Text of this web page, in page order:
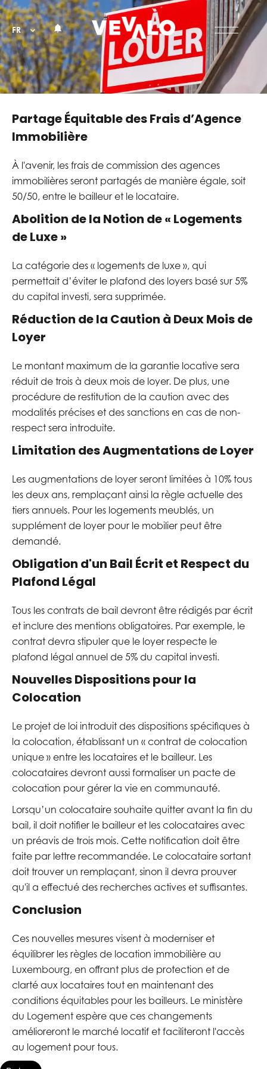
FR
Partage Équitable des Frais d’Agence
Immobilière
À l'avenir, les frais de commission des agences
immobilières seront partagés de manière égale, soit
50/50, entre le bailleur et le locataire.
Abolition de la Notion de « Logements
de Luxe »
La catégorie des « logements de luxe », qui
permettait d’éviter le plafond des loyers basé sur 5%
du capital investi, sera supprimée.
Réduction de la Caution à Deux Mois de
Loyer
Le montant maximum de la garantie locative sera
réduit de trois à deux mois de loyer. De plus, une
procédure de restitution de la caution avec des
modalités précises et des sanctions en cas de non-
respect sera introduite.
Limitation des Augmentations de Loyer
Les augmentations de loyer seront limitées à 10% tous
les deux ans, remplaçant ainsi la règle actuelle des
tiers annuels. Pour les logements meublés, un
supplément de loyer pour le mobilier peut être
demandé.
Obligation d'un Bail Écrit et Respect du
Plafond Légal
Tous les contrats de bail devront être rédigés par écrit
et inclure des mentions obligatoires. Par exemple, le
contrat devra stipuler que le loyer respecte le
plafond légal annuel de 5% du capital investi.
Nouvelles Dispositions pour la
Colocation
Le projet de loi introduit des dispositions spécifiques à
la colocation, établissant un « contrat de colocation
unique » entre les locataires et le bailleur. Les
colocataires devront aussi formaliser un pacte de
colocation pour gérer la vie en communauté.
Lorsqu’un colocataire souhaite quitter avant la fin du
bail, il doit notifier le bailleur et les colocataires avec
un préavis de trois mois. Cette notification doit être
faite par lettre recommandée. Le colocataire sortant
doit trouver un remplaçant, sinon il devra prouver
qu'il a effectué des recherches actives et suffisantes.
Conclusion
Ces nouvelles mesures visent à moderniser et
équilibrer les règles de location immobilière au
Luxembourg, en offrant plus de protection et de
clarté aux locataires tout en maintenant des
conditions équitables pour les bailleurs. Le ministère
du Logement espère que ces changements
amélioreront le marché locatif et faciliteront l'accès
au logement pour tous.